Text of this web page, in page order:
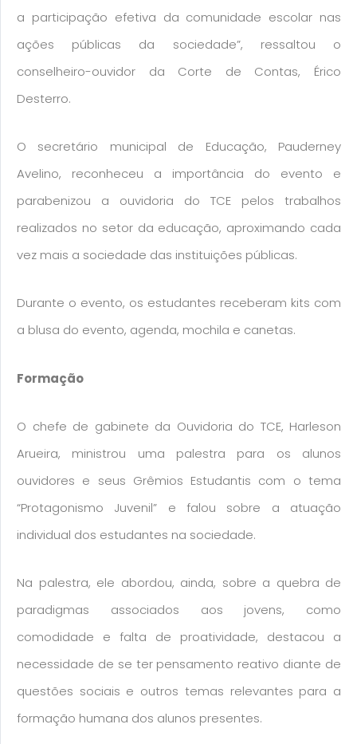
a participação efetiva da comunidade escolar nas
ações públicas da sociedade”, ressaltou o
conselheiro-ouvidor da Corte de Contas, Érico
Desterro.
O secretário municipal de Educação, Pauderney
Avelino, reconheceu a importância do evento e
parabenizou a ouvidoria do TCE pelos trabalhos
realizados no setor da educação, aproximando cada
vez mais a sociedade das instituições públicas.
Durante o evento, os estudantes receberam kits com
a blusa do evento, agenda, mochila e canetas.
Formação​​
O chefe de gabinete da Ouvidoria do TCE, Harleson
Arueira, ministrou uma palestra para os alunos
ouvidores e seus Grêmios Estudantis com o tema
“Protagonismo Juvenil” e falou sobre a atuação
individual dos estudantes na sociedade.
Na palestra, ele abordou, ainda, sobre a quebra de
paradigmas associados aos jovens, como
comodidade e falta de proatividade, destacou a
necessidade de se ter pensamento reativo diante de
questões sociais e outros temas relevantes para a
formação humana dos alunos presentes.